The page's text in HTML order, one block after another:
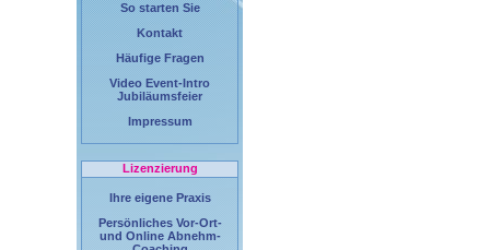
So starten Sie
Kontakt
Häufige Fragen
Video Event-Intro
Jubiläumsfeier
Impressum
Lizenzierung
Ihre eigene Praxis
Persönliches Vor-Ort-
und Online Abnehm-